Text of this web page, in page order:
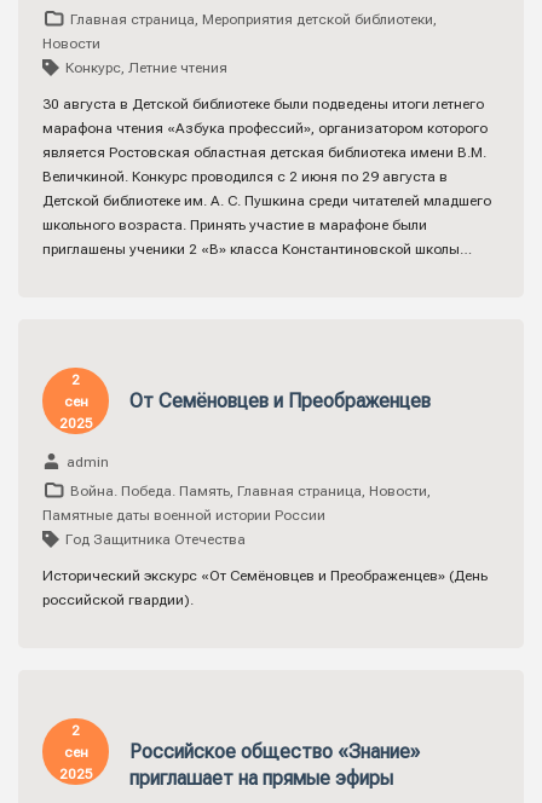
Главная страница, Мероприятия детской библиотеки,
Новости
Конкурс, Летние чтения
30 августа в Детской библиотеке были подведены итоги летнего
марафона чтения «Азбука профессий», организатором которого
является Ростовская областная детская библиотека имени В.М.
Величкиной. Конкурс проводился с 2 июня по 29 августа в
Детской библиотеке им. А. С. Пушкина среди читателей младшего
школьного возраста. Принять участие в марафоне были
приглашены ученики 2 «В» класса Константиновской школы…
2
сен
2025
От Семёновцев и Преображенцев
admin
Война. Победа. Память, Главная страница, Новости,
Памятные даты военной истории России
Год Защитника Отечества
Исторический экскурс «От Семёновцев и Преображенцев» (День
российской гвардии).
2
сен
2025
Российское общество «Знание»
приглашает на прямые эфиры